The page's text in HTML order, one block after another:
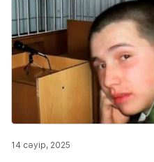
14 сәуір, 2025